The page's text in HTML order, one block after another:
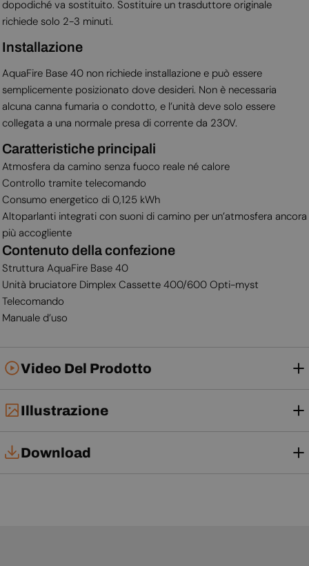
dopodiché va sostituito. Sostituire un trasduttore originale
richiede solo 2-3 minuti.
Installazione
AquaFire Base 40 non richiede installazione e può essere
semplicemente posizionato dove desideri. Non è necessaria
alcuna canna fumaria o condotto, e l’unità deve solo essere
collegata a una normale presa di corrente da 230V.
Caratteristiche principali
Atmosfera da camino senza fuoco reale né calore
Controllo tramite telecomando
Consumo energetico di 0,125 kWh
Altoparlanti integrati con suoni di camino per un’atmosfera ancora
più accogliente
Contenuto della confezione
Struttura AquaFire Base 40
Unità bruciatore Dimplex Cassette 400/600 Opti-myst
Telecomando
Manuale d’uso
Video Del Prodotto
Illustrazione
Download